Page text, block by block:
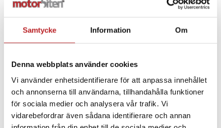
Samtycke Information Om
Denna webbplats använder cookies
Vi använder enhetsidentifierare för att anpassa innehållet
och annonserna till användarna, tillhandahålla funktioner
för sociala medier och analysera vår trafik. Vi
vidarebefordrar även sådana identifierare och annan
Exxo Fiddy Packboxar
DNM Framgaffel
1012786150043-1
12,00 kr i
11,00 kr
Exxo Kopplingskåpa
Stora 150 cc
1012791300010-1
30,00 kr i
29,00 kr